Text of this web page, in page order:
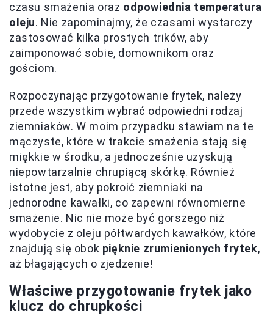
czasu smażenia oraz odpowiednia temperatura
oleju. Nie zapominajmy, że czasami wystarczy
zastosować kilka prostych trików, aby
zaimponować sobie, domownikom oraz
gościom.
Rozpoczynając przygotowanie frytek, należy
przede wszystkim wybrać odpowiedni rodzaj
ziemniaków. W moim przypadku stawiam na te
mączyste, które w trakcie smażenia stają się
miękkie w środku, a jednocześnie uzyskują
niepowtarzalnie chrupiącą skórkę. Również
istotne jest, aby pokroić ziemniaki na
jednorodne kawałki, co zapewni równomierne
smażenie. Nic nie może być gorszego niż
wydobycie z oleju półtwardych kawałków, które
znajdują się obok pięknie zrumienionych frytek,
aż błagających o zjedzenie!
Właściwe przygotowanie frytek jako
klucz do chrupkości